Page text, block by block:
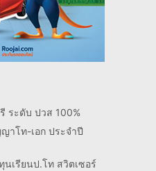
ระดับ ปวส 100%
าโท-เอก ประจำปี
นเรียนป.โท สวิตเซอร์